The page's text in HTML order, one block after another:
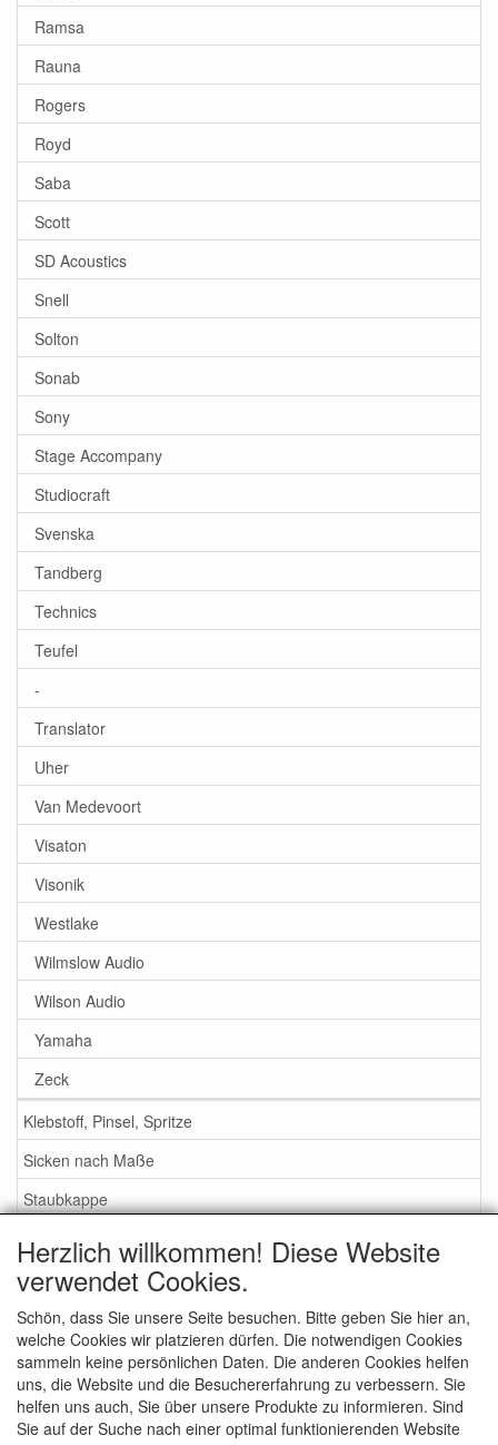
Ramsa
Rauna
Rogers
Royd
Saba
Scott
SD Acoustics
Snell
Solton
Sonab
Sony
Stage Accompany
Studiocraft
Svenska
Tandberg
Technics
Teufel
-
Translator
Uher
Van Medevoort
Visaton
Visonik
Westlake
Wilmslow Audio
Wilson Audio
Yamaha
Zeck
Klebstoff, Pinsel, Spritze
Sicken nach Maße
Staubkappe
Service
Schaumstoff oder Gummi Sicken?
Wichtig bei Bestellung
Nachrichten
Herzlich willkommen! Diese Website
verwendet Cookies.
Schön, dass Sie unsere Seite besuchen. Bitte geben Sie hier an,
welche Cookies wir platzieren dürfen. Die notwendigen Cookies
sammeln keine persönlichen Daten. Die anderen Cookies helfen
uns, die Website und die Besuchererfahrung zu verbessern. Sie
helfen uns auch, Sie über unsere Produkte zu informieren. Sind
Sie auf der Suche nach einer optimal funktionierenden Website